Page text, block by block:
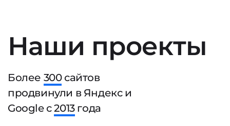
Наши проекты
Более 300сайтов
продвинули в Яндекс и
Google с2013года